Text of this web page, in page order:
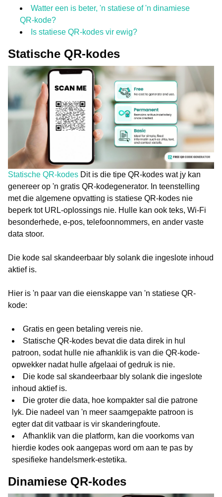
Watter een is beter, 'n statiese of 'n dinamiese
QR-kode?
Is statiese QR-kodes vir ewig?
Statische QR-kodes
Statische QR-kodes Dit is die tipe QR-kodes wat jy kan
genereer op 'n gratis QR-kodegenerator. In teenstelling
met die algemene opvatting is statiese QR-kodes nie
beperk tot URL-oplossings nie. Hulle kan ook teks, Wi-Fi
besonderhede, e-pos, telefoonnommers, en ander vaste
data stoor.
Die kode sal skandeerbaar bly solank die ingeslote inhoud
aktief is.
Hier is 'n paar van die eienskappe van 'n statiese QR-
kode:
Gratis en geen betaling vereis nie.
Statische QR-kodes bevat die data direk in hul
patroon, sodat hulle nie afhanklik is van die QR-kode-
opwekker nadat hulle afgelaai of gedruk is nie.
Die kode sal skandeerbaar bly solank die ingeslote
inhoud aktief is.
Die groter die data, hoe kompakter sal die patrone
lyk. Die nadeel van 'n meer saamgepakte patroon is
egter dat dit vatbaar is vir skanderingfoute.
Afhanklik van die platform, kan die voorkoms van
hierdie kodes ook aangepas word om aan te pas by
spesifieke handelsmerk-estetika.
Dinamiese QR-kodes